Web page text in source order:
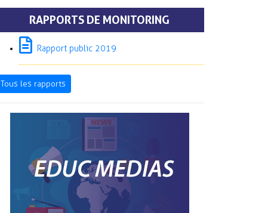
RAPPORTS DE MONITORING
Rapport public 2019
Tous les rapports